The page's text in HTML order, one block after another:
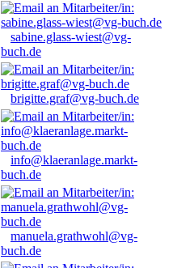
sabine.glass-wiest@vg-
buch.de
brigitte.graf@vg-buch.de
info@klaeranlage.markt-
buch.de
manuela.grathwohl@vg-
buch.de